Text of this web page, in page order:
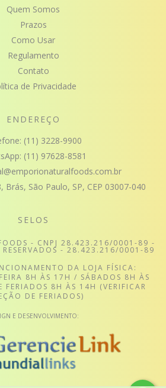
Quem Somos
Prazos
Como Usar
Regulamento
Contato
de Privacidade
ENDEREÇO
(11) 3228-9900
(11) 97628-8581
Brás, São Paulo, SP, CEP 03007-040
SELOS
- CNPJ 28.423.216/0001-89 -
RESERVADOS - 28.423.216/0001-89
DA LOJA FÍSICA:
8H ÀS 17H / SÁBADOS 8H ÀS
8H ÀS 14H (VERIFICAR
DE FERIADOS)
E DESENVOLVIMENTO: